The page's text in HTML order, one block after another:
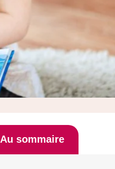
Au sommaire